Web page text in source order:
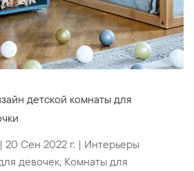
детской комнаты для
| 20 Сен 2022 г. | Интерьеры
девочек, Комнаты для